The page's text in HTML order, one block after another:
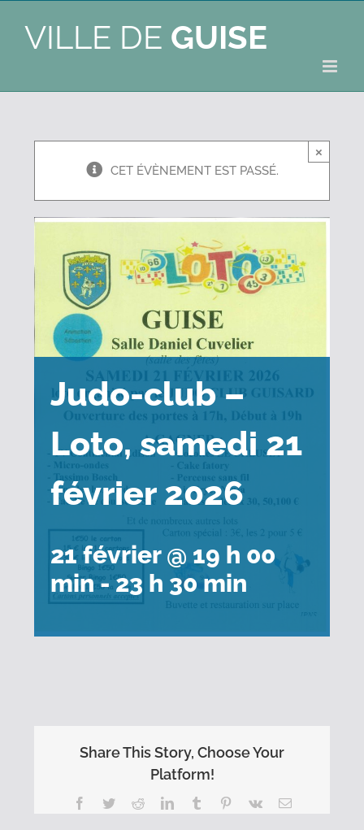
VILLE DE GUISE
×
CET ÉVÈNEMENT EST PASSÉ.
Judo-club –
Loto, samedi 21
février 2026
21 février @ 19 h 00
min - 23 h 30 min
Share This Story, Choose Your
Platform!
Facebook
TwitterRedditLinkedInTumblr Pinterest
Vk Email